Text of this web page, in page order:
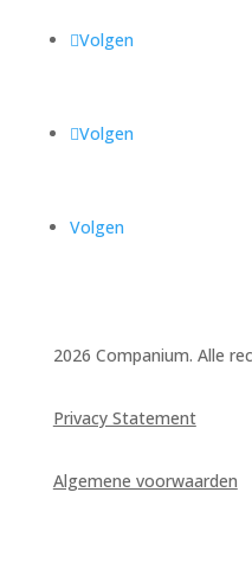
Volgen
Volgen
Volgen
2026 Companium. Alle
Privacy Statement
Algemene voorwaarden